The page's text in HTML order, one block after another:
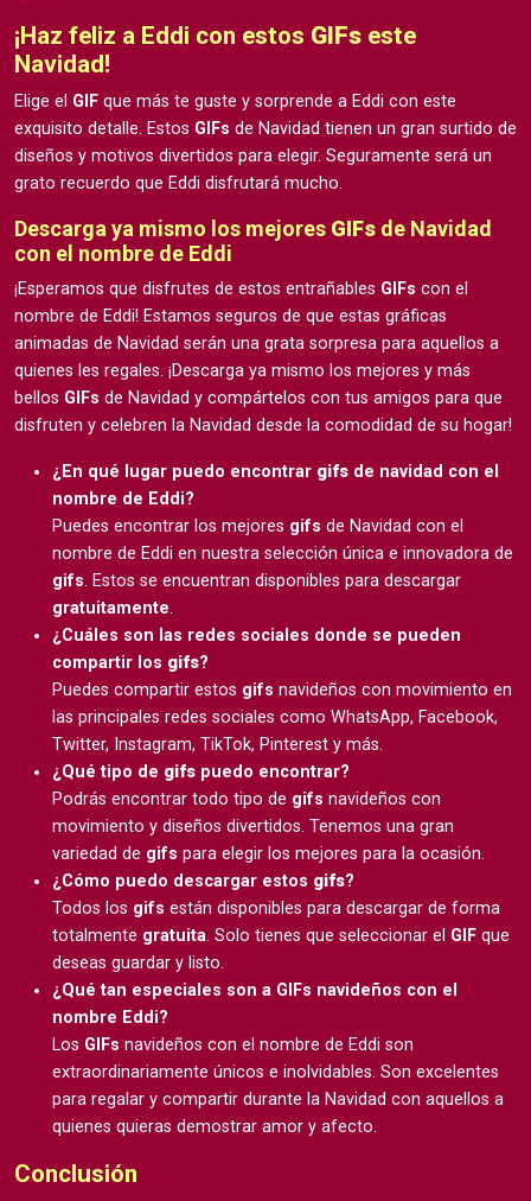
¡Haz feliz a Eddi con estos GIFs este
Navidad!
Elige el GIF que más te guste y sorprende a Eddi con este
exquisito detalle. Estos GIFs de Navidad tienen un gran surtido de
diseños y motivos divertidos para elegir. Seguramente será un
grato recuerdo que Eddi disfrutará mucho.
Descarga ya mismo los mejores GIFs de Navidad
con el nombre de Eddi
¡Esperamos que disfrutes de estos entrañables GIFs con el
nombre de Eddi! Estamos seguros de que estas gráficas
animadas de Navidad serán una grata sorpresa para aquellos a
quienes les regales. ¡Descarga ya mismo los mejores y más
bellos GIFs de Navidad y compártelos con tus amigos para que
disfruten y celebren la Navidad desde la comodidad de su hogar!
¿En qué lugar puedo encontrar gifs de navidad con el
nombre de Eddi?
Puedes encontrar los mejores gifs de Navidad con el
nombre de Eddi en nuestra selección única e innovadora de
gifs. Estos se encuentran disponibles para descargar
gratuitamente.
¿Cuáles son las redes sociales donde se pueden
compartir los gifs?
Puedes compartir estos gifs navideños con movimiento en
las principales redes sociales como WhatsApp, Facebook,
Twitter, Instagram, TikTok, Pinterest y más.
¿Qué tipo de gifs puedo encontrar?
Podrás encontrar todo tipo de gifs navideños con
movimiento y diseños divertidos. Tenemos una gran
variedad de gifs para elegir los mejores para la ocasión.
¿Cómo puedo descargar estos gifs?
Todos los gifs están disponibles para descargar de forma
totalmente gratuita. Solo tienes que seleccionar el GIF que
deseas guardar y listo.
¿Qué tan especiales son a GIFs navideños con el
nombre Eddi?
Los GIFs navideños con el nombre de Eddi son
extraordinariamente únicos e inolvidables. Son excelentes
para regalar y compartir durante la Navidad con aquellos a
quienes quieras demostrar amor y afecto.
Conclusión